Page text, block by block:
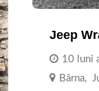
Jeep
10 luni
Bârna,